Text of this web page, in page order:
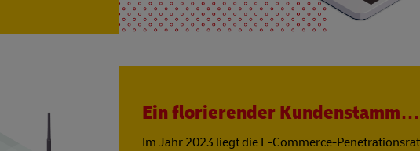
Ein florierender Kundenstamm…
Im Jahr 2023 liegt die E-Commerce-